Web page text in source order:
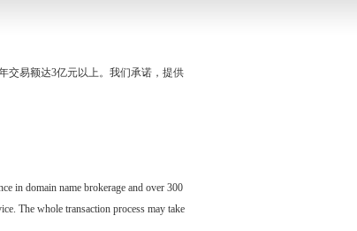
交易额达3亿元以上。我们承诺，提供
in domain name brokerage and over 300
The whole transaction process may take